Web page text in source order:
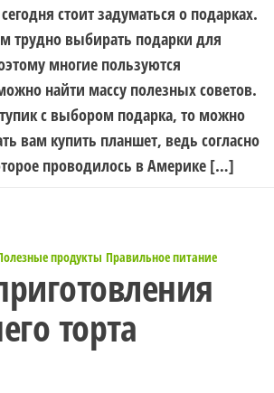
стоит задуматься о подарках.
трудно выбирать подарки для
многие пользуются
найти массу полезных советов.
с выбором подарка, то можно
вам купить планшет, ведь согласно
проводилось в Америке […]
продукты Правильное питание
торта